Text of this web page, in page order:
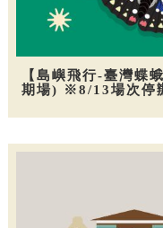
【島嶼飛行-臺灣蝶
期場) ※8/13場次停